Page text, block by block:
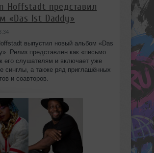
Hoffstadt представил
«Das Ist Daddy»
выпустил новый альбом «Das
Релиз представлен как «письмо
его слушателям и включает уже
синглы, а также ряд приглашённых
и соавторов.